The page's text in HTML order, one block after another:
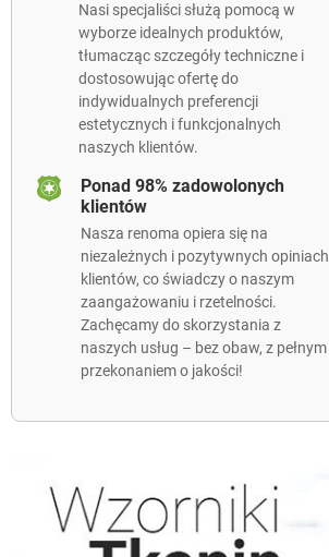
Nasi specjaliści służą pomocą w
wyborze idealnych produktów,
tłumacząc szczegóły techniczne i
dostosowując ofertę do
indywidualnych preferencji
estetycznych i funkcjonalnych
naszych klientów.
Ponad 98% zadowolonych
klientów
Nasza renoma opiera się na
niezależnych i pozytywnych opiniach
klientów, co świadczy o naszym
zaangażowaniu i rzetelności.
Zachęcamy do skorzystania z
naszych usług – bez obaw, z pełnym
przekonaniem o jakości!